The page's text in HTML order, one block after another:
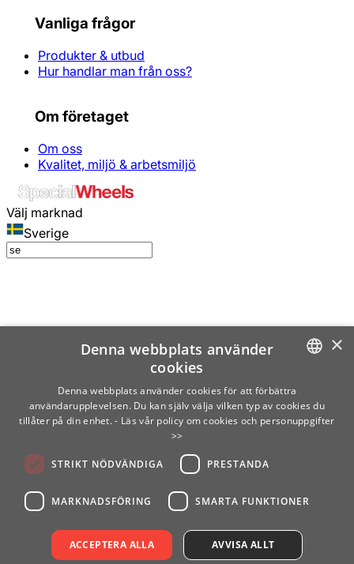
Vanliga frågor
Produkter & utbud
Hur handlar man från oss?
Om företaget
Om oss
Kvalitet, miljö & arbetsmiljö
Välj marknad
Sverige
SWEDISH
×
Denna webbplats använder
cookies
Denna webbplats använder cookies för att förbättra
användarupplevelsen. Du kan själv välja vilken typ av cookies du
tillåter på din enhet. - Läs vår policy om cookies och personuppgifter
>>
STRIKT NÖDVÄNDIGA PRESTANDA
MARKNADSFÖRING SMARTA FUNKTIONER
ACCEPTERA ALLA AVVISA ALLT